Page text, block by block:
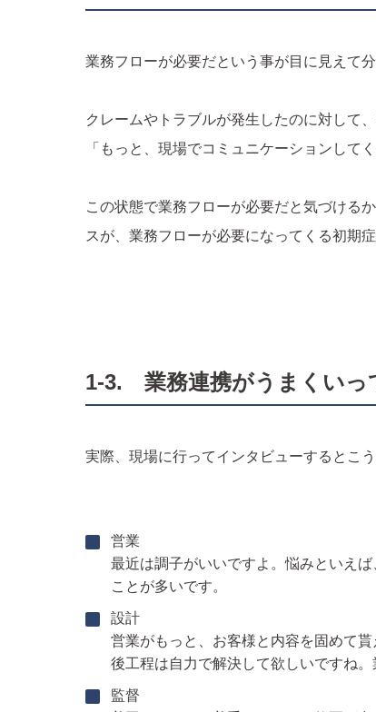
業務フローが必要だという事が目に見えて
クレームやトラブルが発生したのに対して
「もっと、現場でコミュニケーションして
この状態で業務フローが必要だと気づける
スが、業務フローが必要になってくる初期
1-3. 業務連携がうまくいっ
実際、現場に行ってインタビューするとこ
営業
最近は調子がいいですよ。悩みといえ
ことが多いです。
設計
営業がもっと、お客様と内容を固めて
後工程は自力で解決して欲しいですね
監督